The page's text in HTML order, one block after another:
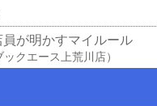
が明かすマイルール
クエース上荒川店）